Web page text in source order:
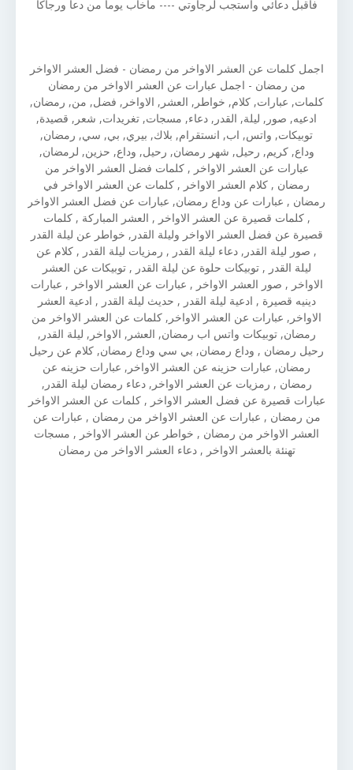
فاقبل دعائي واستجب لرجاوتي ---- ماخاب يوما من دعا ورجاكا
اجمل كلمات عن العشر الاواخر من رمضان - فضل العشر الاواخر
من رمضان - اجمل عبارات عن العشر الاواخر من رمضان
كلمات, عبارات, كلام, خواطر, العشر, الاواخر, فضل, من, رمضان,
ادعيه, صور, ليلة, القدر, دعاء, مسجات, تغريدات, شعر, قصيدة,
توبيكات, واتس, اب, انستقرام, بلاك, بيري, بي, سي, رمضان,
وداع, كريم, رحيل, شهر رمضان, رحيل, وداع, حزين, لرمضان,
عبارات عن العشر الاواخر , كلمات فضل العشر الاواخر من
رمضان , كلام العشر الاواخر , كلمات عن العشر الاواخر في
رمضان , عبارات عن وداع رمضان, عبارات عن فضل العشر الاواخر
, كلمات قصيرة عن العشر الاواخر , العشر المباركة , كلمات
قصيرة عن فضل العشر الاواخر وليلة القدر, خواطر عن ليلة القدر
, صور ليلة القدر, دعاء ليلة القدر , رمزيات ليلة القدر , كلام عن
ليلة القدر , توبيكات حلوة عن ليلة القدر , توبيكات عن العشر
الاواخر , صور العشر الاواخر , عبارات عن العشر الاواخر , عبارات
دينيه قصيرة , ادعية ليلة القدر , حديث ليلة القدر , ادعية العشر
الاواخر, عبارات عن العشر الاواخر, كلمات عن العشر الاواخر من
رمضان, توبيكات واتس اب رمضان, العشر, الاواخر, ليلة القدر,
رحيل رمضان , وداع رمضان, بي سي وداع رمضان, كلام عن رحيل
رمضان, عبارات حزينه عن العشر الاواخر, عبارات حزينه عن
رمضان , رمزيات عن العشر الاواخر, دعاء رمضان ليلة القدر,
عبارات قصيرة عن فضل العشر الاواخر , كلمات عن العشر الاواخر
من رمضان , عبارات عن العشر الاواخر من رمضان , عبارات عن
العشر الاواخر من رمضان , خواطر عن العشر الاواخر , مسجات
تهنئة بالعشر الاواخر , دعاء العشر الاواخر من رمضان